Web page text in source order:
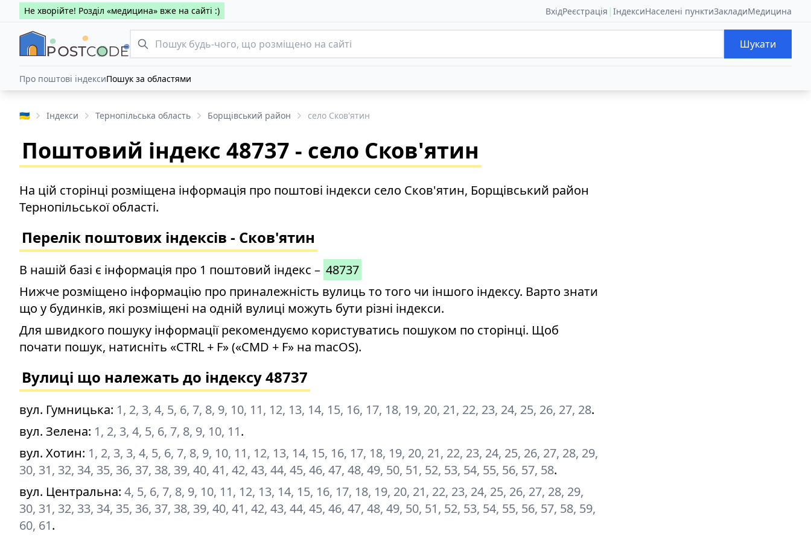
Не хворійте! Розділ «медицина» вже на сайті :) ВхідРеєстрація | ІндексиНаселені пунктиЗакладиМедицина
Шукати
Про поштові індексиПошук за областями
🇺🇦 Індекси Тернопільська область Борщівський район село Сков'ятин
Поштовий індекс 48737 - село Сков'ятин
На цій сторінці розміщена інформація про поштові індекси село Сков'ятин, Борщівський район
Тернопільської області.
Перелік поштових індексів - Сков'ятин
В нашій базі є інформація про 1 поштовий індекс – 48737
Нижче розміщено інформацію про приналежність вулиць то того чи іншого індексу. Варто знати
що у будинків, які розміщені на одній вулиці можуть бути різні індекси.
Для швидкого пошуку інформації рекомендуємо користуватись пошуком по сторінці. Щоб
почати пошук, натисніть «CTRL + F» («CMD + F» на macOS).
Вулиці що належать до індексу 48737
вул. Гумницька: 1, 2, 3, 4, 5, 6, 7, 8, 9, 10, 11, 12, 13, 14, 15, 16, 17, 18, 19, 20, 21, 22, 23, 24, 25, 26, 27, 28.
вул. Зелена: 1, 2, 3, 4, 5, 6, 7, 8, 9, 10, 11.
вул. Хотин: 1, 2, 3, 3, 4, 5, 6, 7, 8, 9, 10, 11, 12, 13, 14, 15, 16, 17, 18, 19, 20, 21, 22, 23, 24, 25, 26, 27, 28, 29,
30, 31, 32, 34, 35, 36, 37, 38, 39, 40, 41, 42, 43, 44, 45, 46, 47, 48, 49, 50, 51, 52, 53, 54, 55, 56, 57, 58.
вул. Центральна: 4, 5, 6, 7, 8, 9, 10, 11, 12, 13, 14, 15, 16, 17, 18, 19, 20, 21, 22, 23, 24, 25, 26, 27, 28, 29,
30, 31, 32, 33, 34, 35, 36, 37, 38, 39, 40, 41, 42, 43, 44, 45, 46, 47, 48, 49, 50, 51, 52, 53, 54, 55, 56, 57, 58, 59,
60, 61.